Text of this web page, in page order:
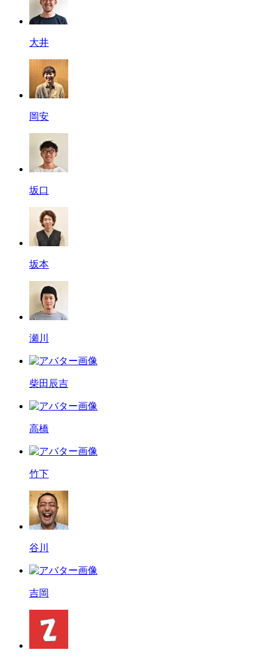
大井
岡安
坂口
坂本
瀬川
柴田辰吉
高橋
竹下
谷川
吉岡